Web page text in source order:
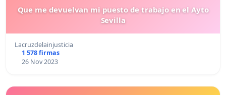
Que me devuelvan mi puesto de trabajo en el Ayto
Sevilla
Lacruzdelainjusticia
1 578 firmas
26 Nov 2023